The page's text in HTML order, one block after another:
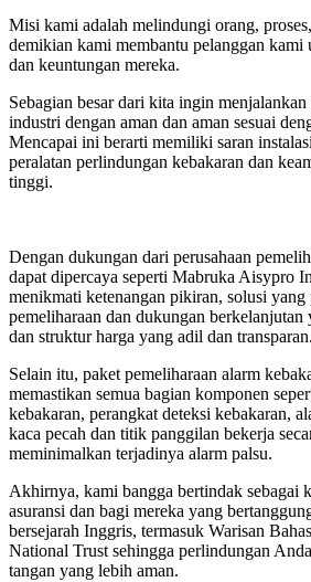
Misi kami adalah melindungi orang,
demikian kami membantu pelanggan
dan keuntungan mereka.
Sebagian besar dari kita ingin
industri dengan aman dan aman sesuai
Mencapai ini berarti memiliki saran
peralatan perlindungan kebakaran dan
tinggi.
Dengan dukungan dari perusahaan
dapat dipercaya seperti Mabruka Aisypro
menikmati ketenangan pikiran, solusi yang
pemeliharaan dan dukungan berkelanjutan
dan struktur harga yang adil dan transparan.
Selain itu, paket pemeliharaan alarm
memastikan semua bagian komponen
kebakaran, perangkat deteksi kebakaran,
kaca pecah dan titik panggilan bekerja
meminimalkan terjadinya alarm palsu.
Akhirnya, kami bangga bertindak sebagai
asuransi dan bagi mereka yang
bersejarah Inggris, termasuk Warisan
National Trust sehingga perlindungan
tangan yang lebih aman.